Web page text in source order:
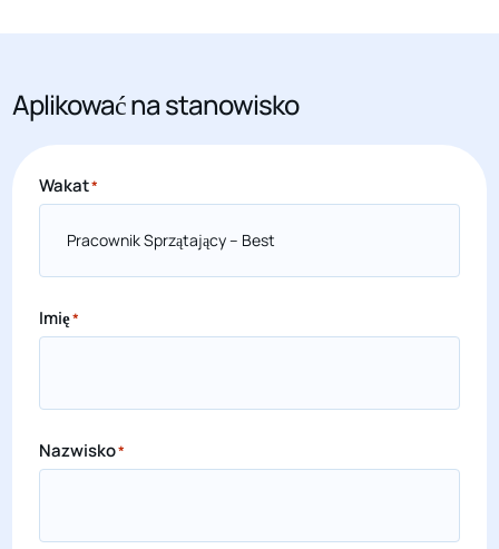
Aplikować na stanowisko
Wakat*
Imię*
Nazwisko*